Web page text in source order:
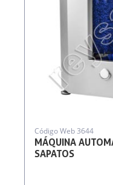
MÁQUINA
SAPATOS
Código Web 3644